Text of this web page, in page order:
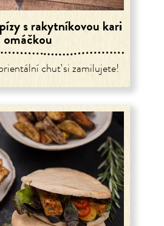
s rakytníkovou kari
omáčkou
chuť si zamilujete!